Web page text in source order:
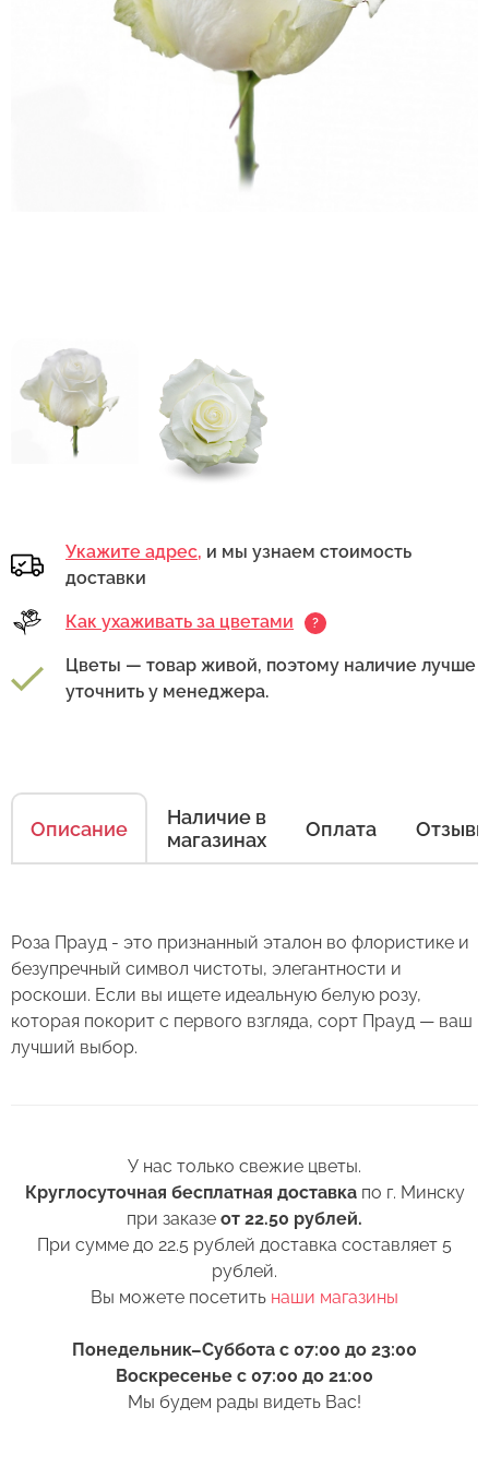
Укажите адрес, и мы узнаем стоимость
доставки
Как ухаживать за цветами ?
Цветы — товар живой, поэтому наличие лучше
уточнить у менеджера.
Описание
Наличие в
магазинах
Оплата Отзывы
Роза Прауд - это признанный эталон во флористике и
безупречный символ чистоты, элегантности и
роскоши. Если вы ищете идеальную белую розу,
которая покорит с первого взгляда, сорт Прауд — ваш
лучший выбор.
У нас только свежие цветы.
Круглосуточная бесплатная доставкапо г. Минску
при заказе от 22.50 рублей.
При сумме до 22.5 рублей доставка составляет 5
рублей.
Вы можете посетить наши магазины
Понедельник–Суббота с 07:00 до 23:00
Воскресенье с 07:00 до 21:00
Мы будем рады видеть Вас!
Оставьте свой отзыв
Цена/Качество:
Соответствие:
Есть несколько простых правил, чтобы цветы
в Вашем букете или композиции сохраняли
свежесть как можно дольше.
1. Переносите букеты в транспортировочной
бумаге.
2. Минимизируйте нахождение цветов
кратковременный контакт с холодным
воздухом несколько минут, будет губителен
для цветов (наши курьеры в зимнее время
транспортируют букеты в специальных
теплоизолирующих сумках).
(для роз воды в вазе должно быть много почти
по горлышко), она должна быть прохладная,
а также не забывайте менять воду ежедневно.
кнопку "Выбрать".
Выберите дату доставки
Готово
ближайшее время
Контакты
+375 (17) 388-61-92
+375 (33) 362-91-92
rosybel@mail.ru
Роза Прауд Китай
+375
+375
Пожалуйста, заполните поля, чтобы мы могли
связаться с Вами.